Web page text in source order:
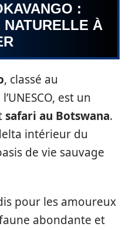
:
NATURELLE À
, classé au
est un
safari au Botswana.
intérieur du
de vie sauvage
pour les amoureux
abondante et